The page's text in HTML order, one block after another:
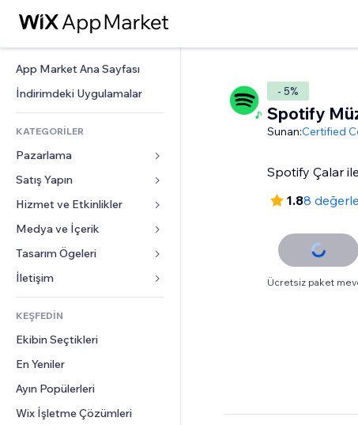
App Market Ana Sayfası
İndirimdeki Uygulamalar
KATEGORİLER
Pazarlama
Reklamlar
Mobil
Site Analizleri
Sosyal Ağ
Site Listeleri
E-posta
Satış Yapın
Mağazalar için uygulamalar
Gönderim ve Teslimat
Satış Düğmeleri
Muhasebe
Kuponlar ve Müşteri Sadakati
Depolama Çözümleri
Hizmet ve Etkinlikler
Oteller
Etkinlikler
Restoranlar
Emlak
Randevular
Medya ve İçerik
Galeri
Müzik
Podcast
Fotoğrafçılık
Video
PDF
Dosya Paylaşımı
Haberler
Tasarım Ögeleri
Haritalar ve Navigasyon
Gizlilik ve Güvenlik
Saat
Sayfa Şablonları
Görüntü Efektleri
Düğmeler ve Menüler
Afişler ve Rozetler
Formlar
Blog
Anketler
Sohbet
Yorumlar
Telefon
KEŞFEDİN
Ekibin Seçtikleri
En Yeniler
Ayın Popülerleri
Wix İşletme Çözümleri
- 5%
Spotify
Sunan:Certified
Spotify Çalar
1.88
Ücretsiz paket